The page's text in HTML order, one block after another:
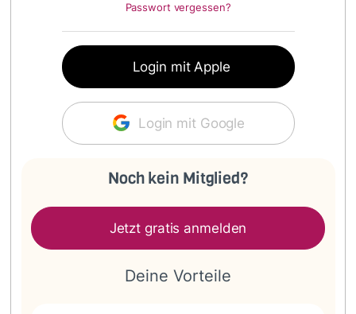
Passwort vergessen?
Login mit Apple
Login mit Google
Noch kein Mitglied?
Jetzt gratis anmelden
Deine Vorteile